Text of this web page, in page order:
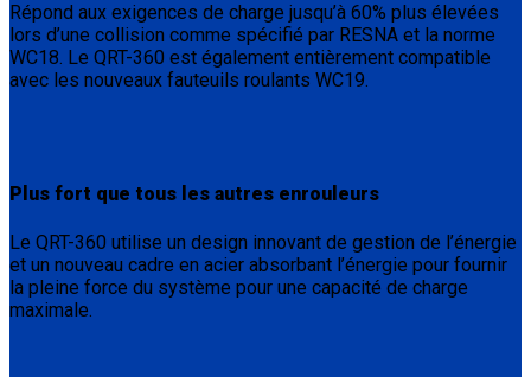
Répond aux exigences de charge jusqu’à 60% plus élevées
lors d’une collision comme spécifié par RESNA et la norme
WC18. Le QRT-360 est également entièrement compatible
avec les nouveaux fauteuils roulants WC19.
Plus fort que tous les autres enrouleurs
Le QRT-360 utilise un design innovant de gestion de l’énergie
et un nouveau cadre en acier absorbant l’énergie pour fournir
la pleine force du système pour une capacité de charge
maximale.